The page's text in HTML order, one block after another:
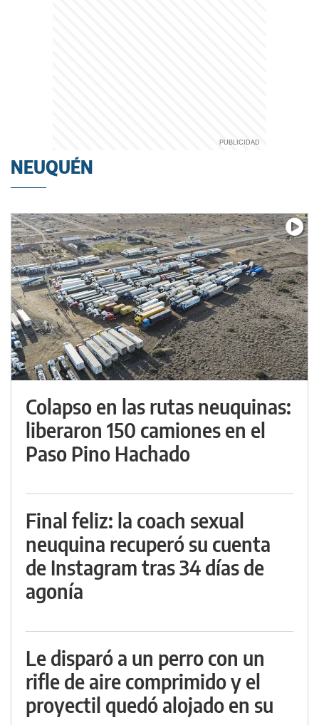
NEUQUÉN
Colapso en las rutas neuquinas:
liberaron 150 camiones en el
Paso Pino Hachado
Final feliz: la coach sexual
neuquina recuperó su cuenta
de Instagram tras 34 días de
agonía
Le disparó a un perro con un
rifle de aire comprimido y el
proyectil quedó alojado en su